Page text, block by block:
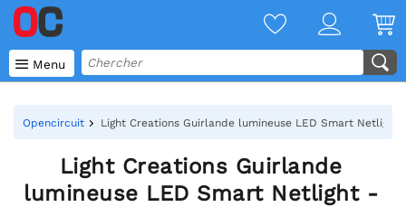
 Menu
Opencircuit Light Creations Guirlande lumineuse LED Smart Netlight
Light Creations Guirlande
lumineuse LED Smart Netlight -